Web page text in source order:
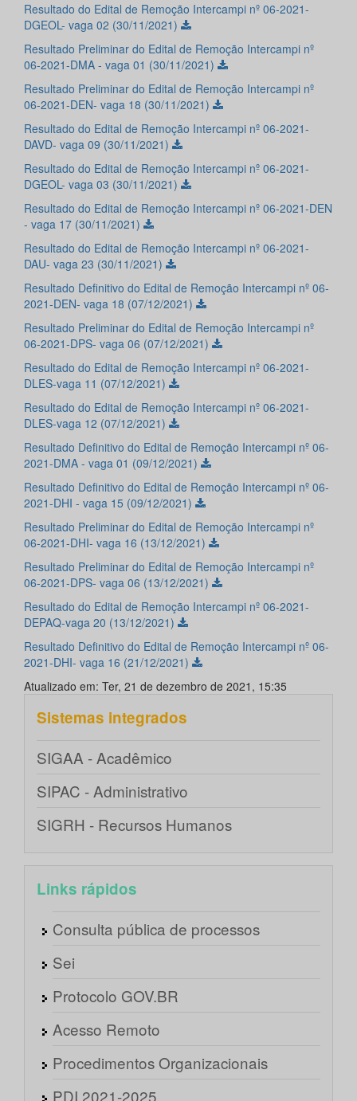
Resultado do Edital de Remoção Intercampi nº 06-2021-
DGEOL- vaga 02 (30/11/2021)
Resultado Preliminar do Edital de Remoção Intercampi nº
06-2021-DMA - vaga 01 (30/11/2021)
Resultado Preliminar do Edital de Remoção Intercampi nº
06-2021-DEN- vaga 18 (30/11/2021)
Resultado do Edital de Remoção Intercampi nº 06-2021-
DAVD- vaga 09 (30/11/2021)
Resultado do Edital de Remoção Intercampi nº 06-2021-
DGEOL- vaga 03 (30/11/2021)
Resultado do Edital de Remoção Intercampi nº 06-2021-DEN
- vaga 17 (30/11/2021)
Resultado do Edital de Remoção Intercampi nº 06-2021-
DAU- vaga 23 (30/11/2021)
Resultado Definitivo do Edital de Remoção Intercampi nº 06-
2021-DEN- vaga 18 (07/12/2021)
Resultado Preliminar do Edital de Remoção Intercampi nº
06-2021-DPS- vaga 06 (07/12/2021)
Resultado do Edital de Remoção Intercampi nº 06-2021-
DLES-vaga 11 (07/12/2021)
Resultado do Edital de Remoção Intercampi nº 06-2021-
DLES-vaga 12 (07/12/2021)
Resultado Definitivo do Edital de Remoção Intercampi nº 06-
2021-DMA - vaga 01 (09/12/2021)
Resultado Definitivo do Edital de Remoção Intercampi nº 06-
2021-DHI - vaga 15 (09/12/2021)
Resultado Preliminar do Edital de Remoção Intercampi nº
06-2021-DHI- vaga 16 (13/12/2021)
Resultado Preliminar do Edital de Remoção Intercampi nº
06-2021-DPS- vaga 06 (13/12/2021)
Resultado do Edital de Remoção Intercampi nº 06-2021-
DEPAQ-vaga 20 (13/12/2021)
Resultado Definitivo do Edital de Remoção Intercampi nº 06-
2021-DHI- vaga 16 (21/12/2021)
Atualizado em: Ter, 21 de dezembro de 2021, 15:35
Sistemas integrados
SIGAA - Acadêmico
SIPAC - Administrativo
SIGRH - Recursos Humanos
Links rápidos
Consulta pública de processos
Sei
Protocolo GOV.BR
Acesso Remoto
Procedimentos Organizacionais
PDI 2021-2025